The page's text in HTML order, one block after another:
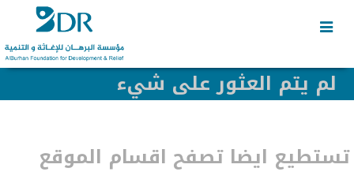
content
لم يتم العثور على شيء
تستطيع ايضا تصفح اقسام الموقع